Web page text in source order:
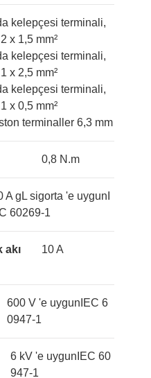
kelepçesi terminali,
x 1,5 mm²
kelepçesi terminali,
x 2,5 mm²
kelepçesi terminali,
x 0,5 mm²
terminaller 6,3 mm
0,8 N.m
A gL sigorta 'e uygunI
60269-1
akı
10 A
600 V 'e uygunIEC 6
0947-1
6 kV 'e uygunIEC 60
947-1